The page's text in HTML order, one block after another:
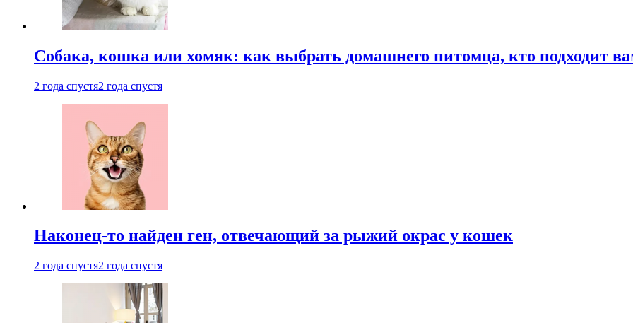
Собака, кошка или хомяк: как выбрать домашнего питомца, кто подходит
2 года спустя2 года спустя
Наконец-то найден ген, отвечающий за рыжий окрас у кошек
2 года спустя2 года спустя